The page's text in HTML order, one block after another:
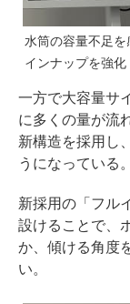
水筒の容量不足
インナップを強化
一方で大容量サ
に多くの量が流
新構造を採用し
うになっている。
新採用の「フル
設けることで、
か、傾ける角度
い。